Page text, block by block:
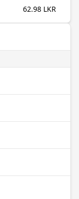
62.98 LKR